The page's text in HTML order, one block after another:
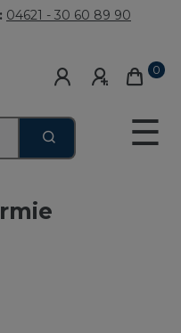
04621 - 30 60 89 90
0
☰